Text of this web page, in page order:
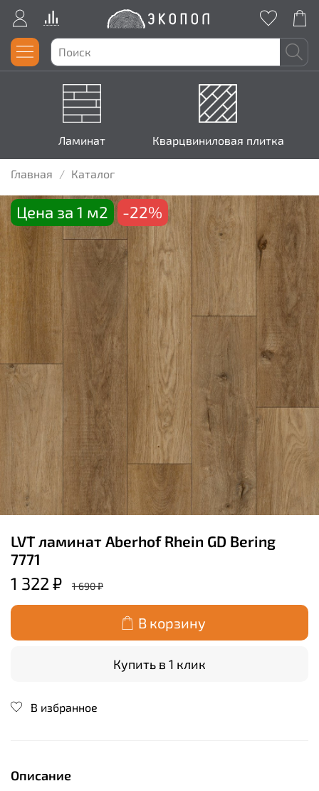
Ламинат Кварцвиниловая плитка
Главная Каталог
Цена за 1 м2 -22%
LVT ламинат Aberhof Rhein GD Bering
7771
1 322 ₽ 1 690 ₽
В корзину
Купить в 1 клик
В избранное
Описание